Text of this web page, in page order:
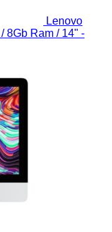
Lenovo
8Gb Ram / 14" -